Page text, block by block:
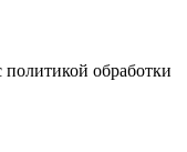
обработки